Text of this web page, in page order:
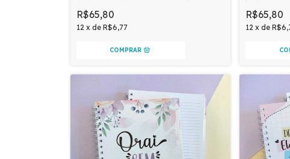
R$65,80
12 x de R$6,77
R$65,80
12 xde